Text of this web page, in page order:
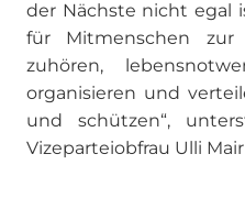
der Nächste nicht egal
für Mitmenschen zur
zuhören,
organisieren und
und schützen“,
Vizeparteiobfrau Ulli